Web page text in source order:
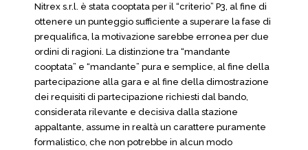
Nitrex s.r.l. è stata cooptata per il “criterio” P3, al fine di
ottenere un punteggio sufficiente a superare la fase di
prequalifica, la motivazione sarebbe erronea per due
ordini di ragioni. La distinzione tra “mandante
cooptata” e “mandante” pura e semplice, al fine della
partecipazione alla gara e al fine della dimostrazione
dei requisiti di partecipazione richiesti dal bando,
considerata rilevante e decisiva dalla stazione
appaltante, assume in realtà un carattere puramente
formalistico, che non potrebbe in alcun modo